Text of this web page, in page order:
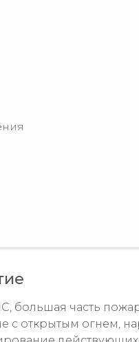
большая часть
с открытым огнем,